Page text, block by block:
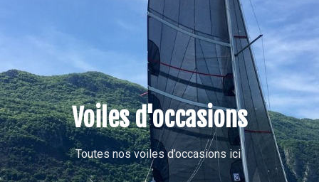
Voiles d'occasions
Toutes nos voiles d’occasions ici